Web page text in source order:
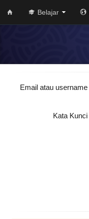
Belajar
Email atau username
Kata Kunci